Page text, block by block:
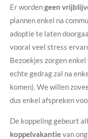
Er wordengeen
plannen enkel na
adoptie te laten
vooral veel stress
Bezoekjes zorgen
echte gedrag zal na
komen). We willen
dus enkel afspreken
De koppeling gebeurt
koppelvakantievan